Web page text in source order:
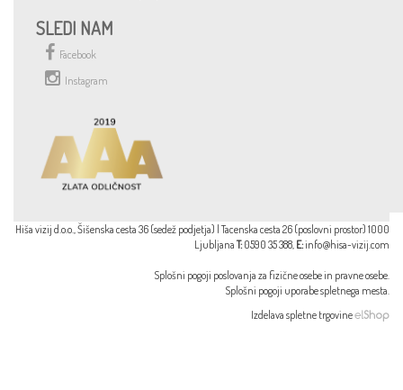
SLEDI NAM
Facebook
Instagram
Hiša vizij d.o.o., Šišenska cesta 36 (sedež podjetja) | Tacenska cesta 26 (poslovni prostor) 1000
Ljubljana T: 0590 35 388, E:info@hisa-vizij.com
Splošni pogoji poslovanja za fizične osebein pravne osebe
Splošni pogoji uporabe spletnega mesta
Izdelava spletne trgovine